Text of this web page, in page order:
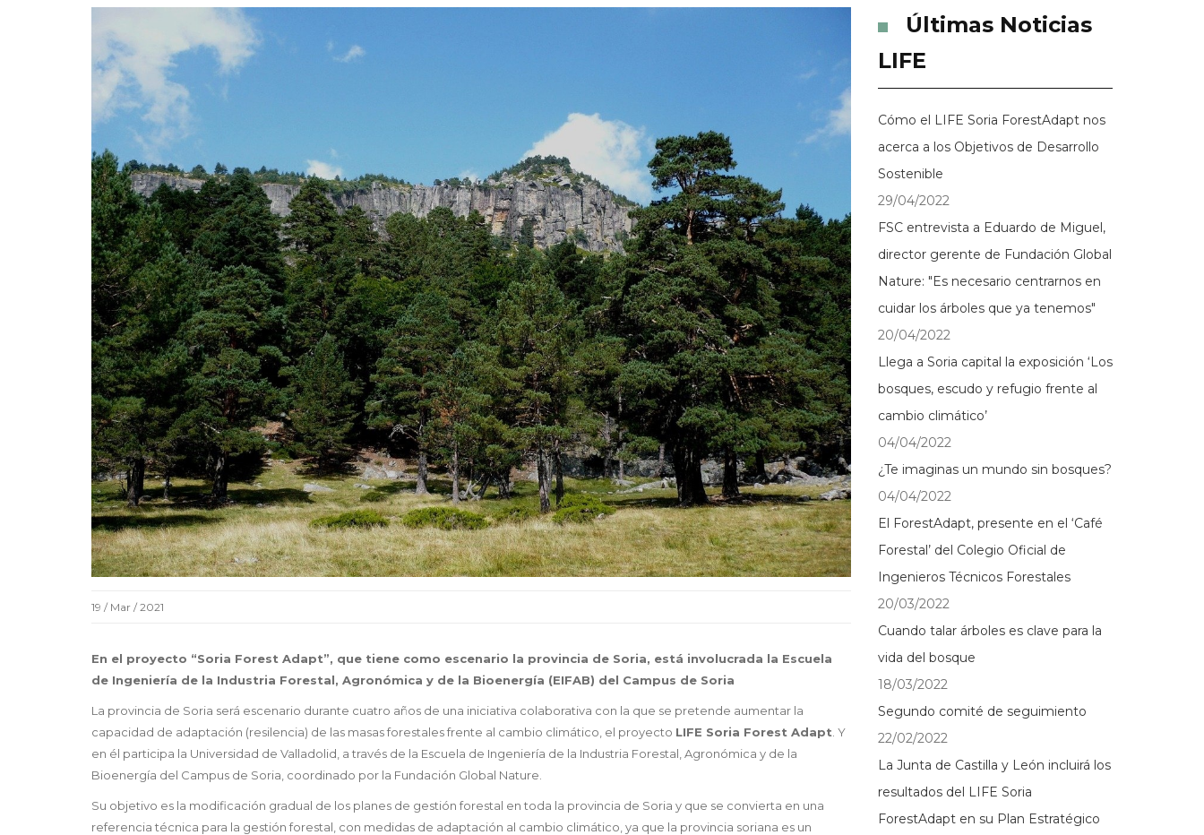
19 / Mar / 2021
En el proyecto “Soria Forest Adapt”, que tiene como escenario la provincia de Soria, está involucrada la Escuela
de Ingeniería de la Industria Forestal, Agronómica y de la Bioenergía (EIFAB) del Campus de Soria
La provincia de Soria será escenario durante cuatro años de una iniciativa colaborativa con la que se pretende aumentar la
capacidad de adaptación (resilencia) de las masas forestales frente al cambio climático, el proyecto LIFE Soria Forest Adapt . Y
en él participa la Universidad de Valladolid, a través de la Escuela de Ingeniería de la Industria Forestal, Agronómica y de la
Bioenergía del Campus de Soria, coordinado por la Fundación Global Nature.
Su objetivo es la modificación gradual de los planes de gestión forestal en toda la provincia de Soria y que se convierta en una
referencia técnica para la gestión forestal, con medidas de adaptación al cambio climático, ya que la provincia soriana es un
Últimas Noticias
LIFE
Cómo el LIFE Soria ForestAdapt nos
acerca a los Objetivos de Desarrollo
Sostenible
29/04/2022
FSC entrevista a Eduardo de Miguel,
director gerente de Fundación Global
Nature: "Es necesario centrarnos en
cuidar los árboles que ya tenemos"
20/04/2022
Llega a Soria capital la exposición ‘Los
bosques, escudo y refugio frente al
cambio climático’
04/04/2022
¿Te imaginas un mundo sin bosques?
04/04/2022
El ForestAdapt, presente en el ‘Café
Forestal’ del Colegio Oficial de
Ingenieros Técnicos Forestales
20/03/2022
Cuando talar árboles es clave para la
vida del bosque
18/03/2022
Segundo comité de seguimiento
22/02/2022
La Junta de Castilla y León incluirá los
resultados del LIFE Soria
ForestAdapt en su Plan Estratégico